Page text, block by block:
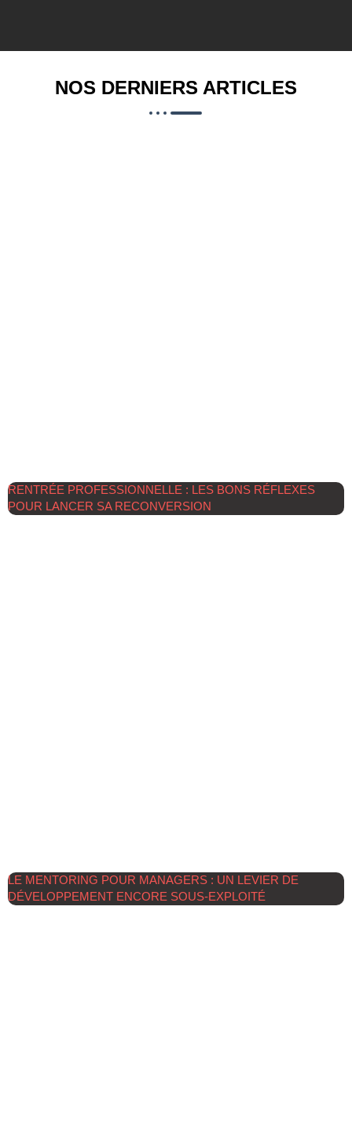
NOS DERNIERS ARTICLES
RENTRÉE PROFESSIONNELLE : LES BONS RÉFLEXES
POUR LANCER SA RECONVERSION
LE MENTORING POUR MANAGERS : UN LEVIER DE
DÉVELOPPEMENT ENCORE SOUS-EXPLOITÉ